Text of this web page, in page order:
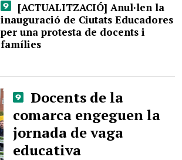
[ACTUALITZACIÓ] Anul·len la
inauguració de Ciutats Educadores
per una protesta de docents i
famílies
Docents de la
comarca engeguen la
jornada de vaga
educativa